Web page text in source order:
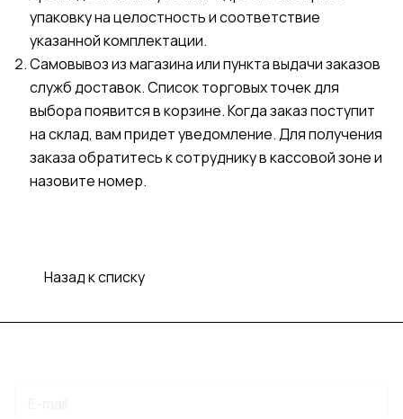
упаковку на целостность и соответствие
указанной комплектации.
Самовывоз из магазина или пункта выдачи заказов
служб доставок. Список торговых точек для
выбора появится в корзине. Когда заказ поступит
на склад, вам придет уведомление. Для получения
заказа обратитесь к сотруднику в кассовой зоне и
назовите номер.
Назад к списку